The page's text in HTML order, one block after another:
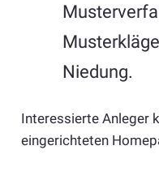
Niedung.
Interessierte Anleger
eingerichteten